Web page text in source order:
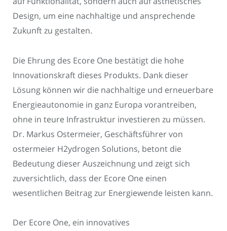
Design, um eine nachhaltige und ansprechende
Zukunft zu gestalten.
Die Ehrung des Ecore One bestätigt die hohe
Innovationskraft dieses Produkts. Dank dieser
Lösung können wir die nachhaltige und erneuerbare
Energieautonomie in ganz Europa vorantreiben,
ohne in teure Infrastruktur investieren zu müssen.
Dr. Markus Ostermeier, Geschäftsführer von
ostermeier H2ydrogen Solutions, betont die
Bedeutung dieser Auszeichnung und zeigt sich
zuversichtlich, dass der Ecore One einen
wesentlichen Beitrag zur Energiewende leisten kann.
Der Ecore One, ein innovatives